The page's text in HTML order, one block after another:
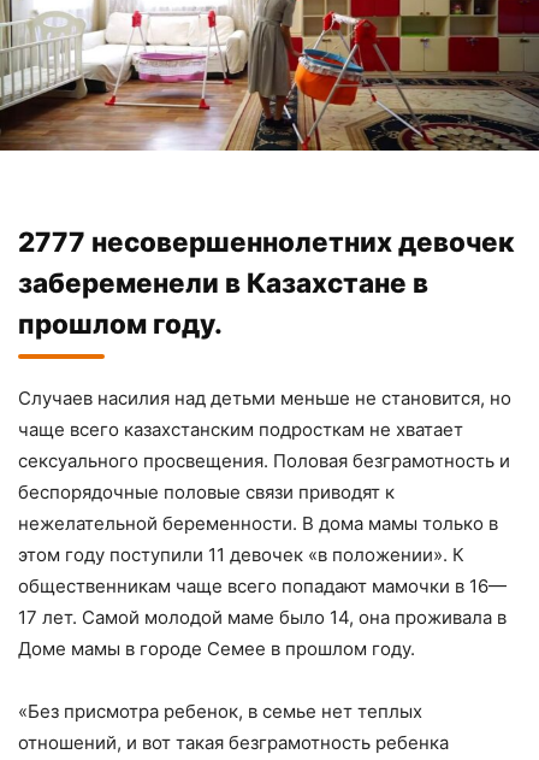
2777 несовершеннолетних девочек
забеременели в Казахстане в
прошлом году.
Случаев насилия над детьми меньше не становится, но
чаще всего казахстанским подросткам не хватает
сексуального просвещения. Половая безграмотность и
беспорядочные половые связи приводят к
нежелательной беременности. В дома мамы только в
этом году поступили 11 девочек «в положении». К
общественникам чаще всего попадают мамочки в 16—
17 лет. Самой молодой маме было 14, она проживала в
Доме мамы в городе Семее в прошлом году.
«Без присмотра ребенок, в семье нет теплых
отношений, и вот такая безграмотность ребенка